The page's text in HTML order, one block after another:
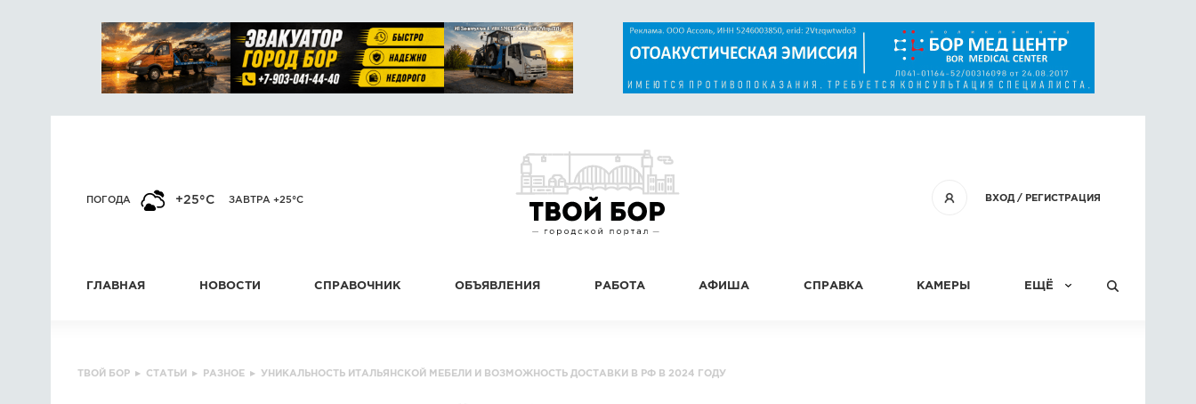
ВХОД/ РЕГИСТРАЦИЯ
ПОГОДА +25°C ЗАВТРА +25°C
ГЛАВНАЯ НОВОСТИ СПРАВОЧНИК ОБЪЯВЛЕНИЯ РАБОТА АФИША СПРАВКА КАМЕРЫ ЕЩЁ
ТВОЙ БОР ▸ СТАТЬИ ▸ РАЗНОЕ ▸ УНИКАЛЬНОСТЬ ИТАЛЬЯНСКОЙ МЕБЕЛИ И ВОЗМОЖНОСТЬ ДОСТАВКИ В РФ В 2024 ГОДУ